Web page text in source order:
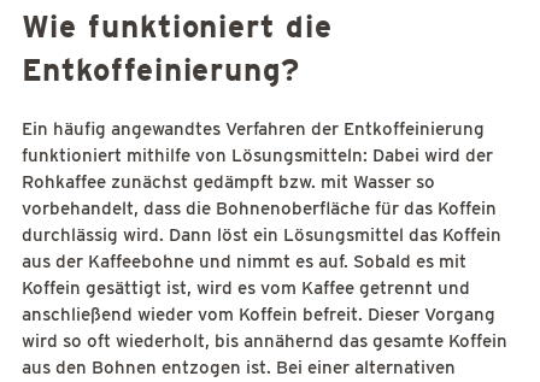
Wie funktioniert die
Entkoffeinierung?
Ein häufig angewandtes Verfahren der Entkoffeinierung
funktioniert mithilfe von Lösungsmitteln: Dabei wird der
Rohkaffee zunächst gedämpft bzw. mit Wasser so
vorbehandelt, dass die Bohnenoberfläche für das Koffein
durchlässig wird. Dann löst ein Lösungsmittel das Koffein
aus der Kaffeebohne und nimmt es auf. Sobald es mit
Koffein gesättigt ist, wird es vom Kaffee getrennt und
anschließend wieder vom Koffein befreit. Dieser Vorgang
wird so oft wiederholt, bis annähernd das gesamte Koffein
aus den Bohnen entzogen ist. Bei einer alternativen